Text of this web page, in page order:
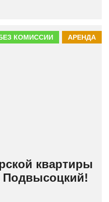
АРЕНДА
КОМИССИИ
квартиры
Подвысоцкий!